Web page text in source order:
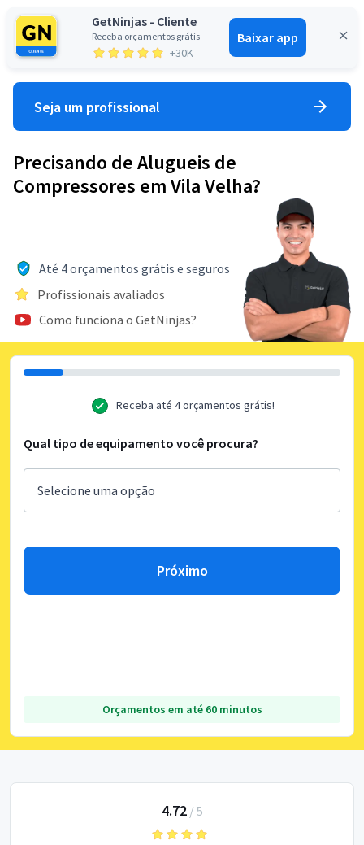
GetNinjas - Cliente
Receba orçamentos grátis
+30K
Baixar app
Entrar
Seja um profissional
Precisando de Alugueis de
Compressores em Vila Velha?
Até 4 orçamentos grátis e seguros
Profissionais avaliados
Como funciona o GetNinjas?
Receba até 4 orçamentos grátis!
Qual tipo de equipamento você procura?
Próximo
Orçamentos em até 60 minutos
4.72/ 5